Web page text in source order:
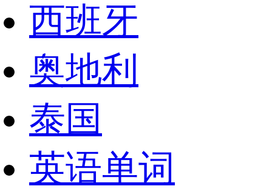
西班牙
奥地利
泰国
英语单词